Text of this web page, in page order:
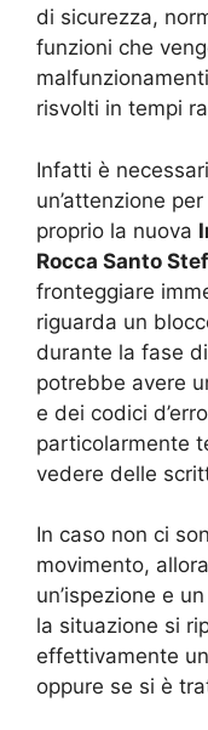
di sicurezza,
funzioni che
risvolti in tempi
Infatti è
un’attenzione
proprio la nuova
Rocca Santo
fronteggiare
riguarda un
durante la fase
potrebbe avere
e dei codici
particolarmente
vedere delle
In caso non ci
movimento,
un’ispezione e
la situazione si
effettivamente
oppure se si è